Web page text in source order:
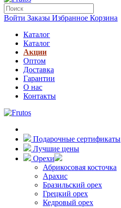
Войти Заказы Избранное Корзина
Каталог
Каталог
Акции
Оптом
Доставка
Гарантии
О нас
Контакты
Подарочные сертификаты
Лучшие цены
Орехи
Абрикосовая косточка
Арахис
Бразильский орех
Грецкий орех
Кедровый орех